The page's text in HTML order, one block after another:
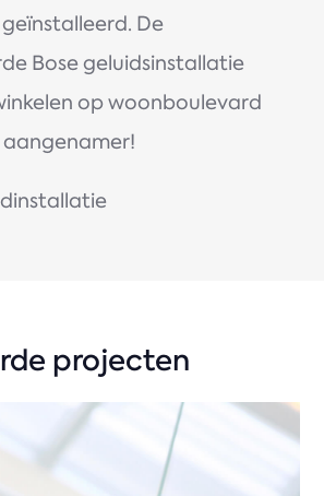
De
Bose geluidsinstallatie
op woonboulevard
projecten